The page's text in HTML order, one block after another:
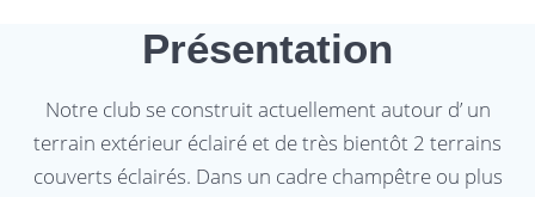
Présentation
Notre club se construit actuellement autour d’ un
terrain extérieur éclairé et de très bientôt 2 terrains
couverts éclairés. Dans un cadre champêtre ou plus